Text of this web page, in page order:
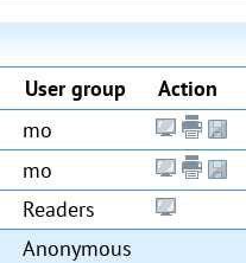
User group
Action
mo
mo
Readers
Anonymous